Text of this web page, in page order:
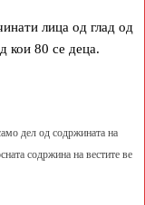
лица од глад од
кои 80 се деца.
дел од содржината на
содржина на вестите ве